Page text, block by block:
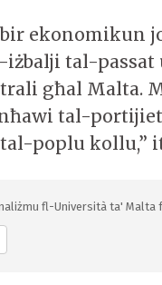
tal-
għal Malta.
tal-
poplu kollu,”
fl-Università ta' Malta